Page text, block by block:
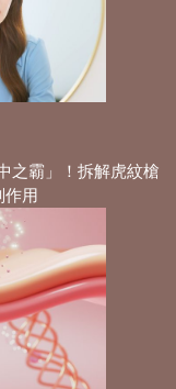
之霸」！拆解虎紋槍
作用